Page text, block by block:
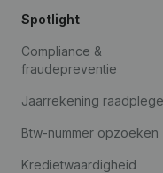
Spotlight
Compliance &
fraudepreventie
Jaarrekening
Btw-nummer opzoeken
Kredietwaardigheid